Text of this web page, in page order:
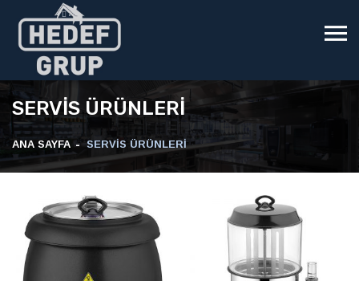
SERVİS ÜRÜNLERİ
ANA SAYFA SERVİS ÜRÜNLERİ